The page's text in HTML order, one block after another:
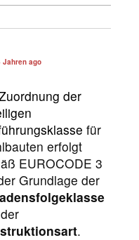
Jahren ago
der
für
erfolgt
EUROCODE 3
Grundlage der
.